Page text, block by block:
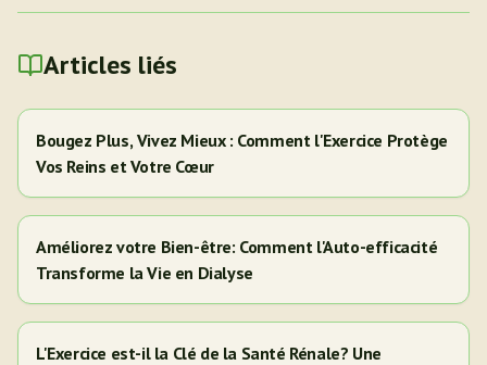
Articles liés
Bougez Plus, Vivez Mieux : Comment l'Exercice Protège
Vos Reins et Votre Cœur
Améliorez votre Bien-être: Comment l'Auto-efficacité
Transforme la Vie en Dialyse
L'Exercice est-il la Clé de la Santé Rénale? Une